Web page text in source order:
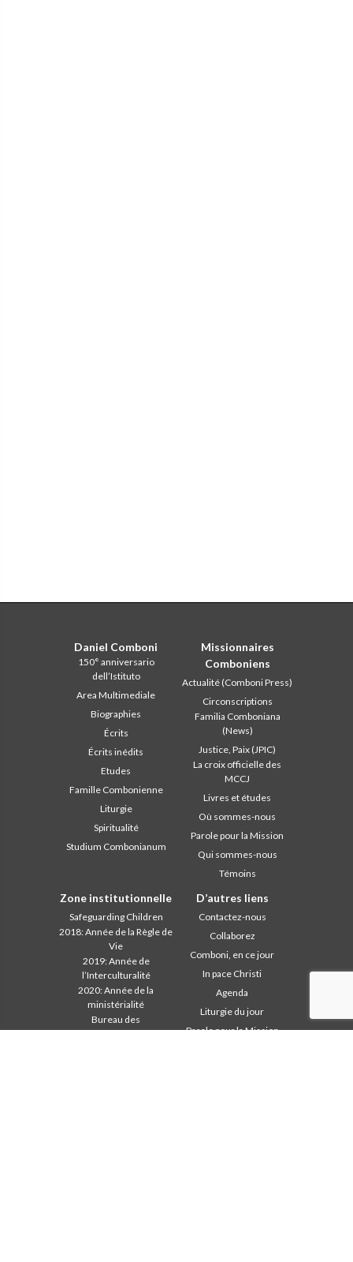
Daniel Comboni
150° anniversario
dell’Istituto
Area Multimediale
Biographies
Écrits
Écrits inédits
Etudes
Famille Combonienne
Liturgie
Spiritualité
Studium Combonianum
Missionnaires
Comboniens
Actualité (Comboni Press)
Circonscriptions
Familia Comboniana
(News)
Justice, Paix (JPIC)
La croix officielle des
MCCJ
Livres et études
Où sommes-nous
Parole pour la Mission
Qui sommes-nous
Témoins
Zone institutionnelle
Safeguarding Children
2018: Année de la Règle de
Vie
2019: Année de
l’Interculturalité
2020: Année de la
ministérialité
Bureau des
communications
D’autres liens
Contactez-nous
Collaborez
Comboni, en ce jour
In pace Christi
Agenda
Liturgie du jour
Parole pour la Mission